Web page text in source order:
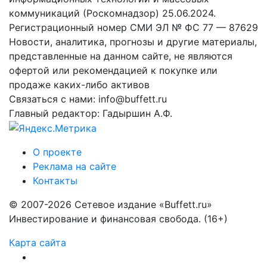
коммуникаций (Роскомнадзор) 25.06.2024.
Регистрационный номер СМИ ЭЛ № ФС 77 — 87629
Новости, аналитика, прогнозы и другие материалы,
представленные на данном сайте, не являются
офертой или рекомендацией к покупке или
продаже каких-либо активов
Связаться с нами: info@buffett.ru
Главный редактор: Гадыршин А.Ф.
О проекте
Реклама на сайте
Контакты
© 2007-2026 Сетевое издание «Buffett.ru»
Инвестирование и финансовая свобода. (16+)
Карта сайта